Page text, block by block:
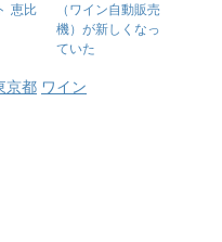
恵比
（ワイン自動販売
機）が新しくなっ
ていた
京都 ワイン